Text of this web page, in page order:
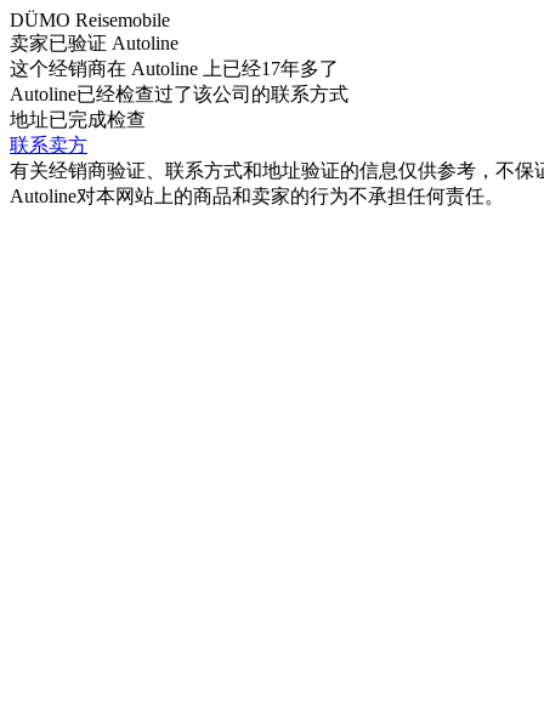
DÜMO Reisemobile
卖家已验证 Autoline
这个经销商在 Autoline 上已经17年多了
Autoline已经检查过了该公司的联系方式
地址已完成检查
联系卖方
有关经销商验证、联系方式和地址验证的信息仅供参考，不
Autoline对本网站上的商品和卖家的行为不承担任何责任。